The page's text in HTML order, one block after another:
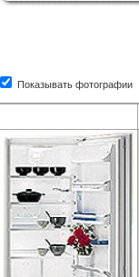
Показывать фотографии